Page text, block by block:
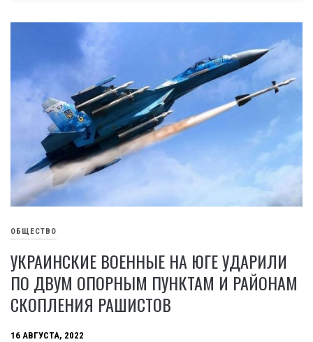
ОБЩЕСТВО
УКРАИНСКИЕ ВОЕННЫЕ НА ЮГЕ УДАРИЛИ
ПО ДВУМ ОПОРНЫМ ПУНКТАМ И РАЙОНАМ
СКОПЛЕНИЯ РАШИСТОВ
16 АВГУСТА, 2022